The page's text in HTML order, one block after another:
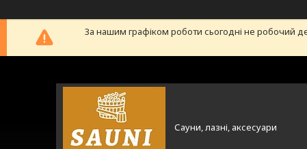
За нашим графіком роботи сьогодні не робочий
Сауни, лазні, аксесуари